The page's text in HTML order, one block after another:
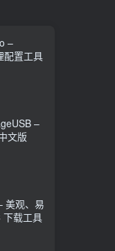
–
配置工具
–
文版
美观、易
下载工具